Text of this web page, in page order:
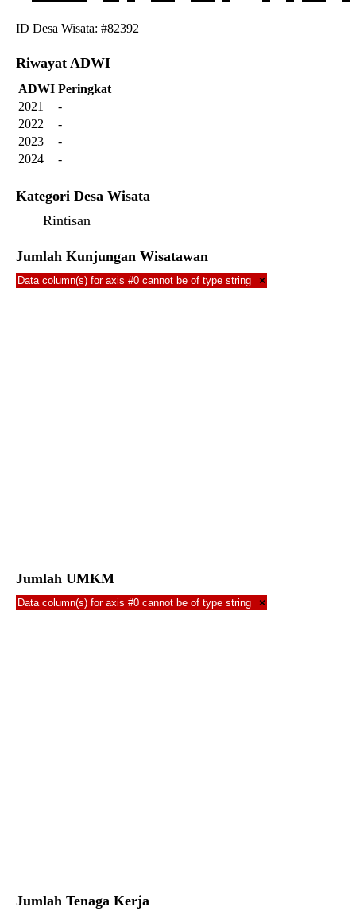
ID Desa Wisata: #82392
Riwayat ADWI
ADWI Peringkat
2021
-
2022
-
2023
-
2024
-
Kategori Desa Wisata
Rintisan
Jumlah Kunjungan Wisatawan
Data column(s) for axis #0 cannot be of type string ×
Jumlah UMKM
Data column(s) for axis #0 cannot be of type string ×
Jumlah Tenaga Kerja